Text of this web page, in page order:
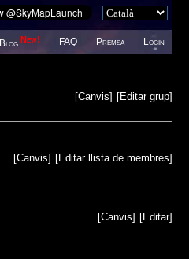
Blog New! FAQ Premsa Login
[Editar grup]
[Canvis]
[Editar llista de membres]
[Canvis]
[Editar]
[Canvis]